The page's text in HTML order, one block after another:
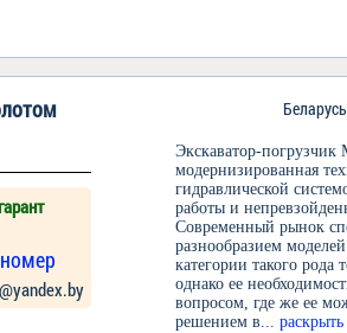
Экскаватор-погрузчик
модернизированная
гидравлической
работы и
Современный рынок
разнообразием
категории такого рода
однако ее
вопросом, где же ее
решением в... раскрыть